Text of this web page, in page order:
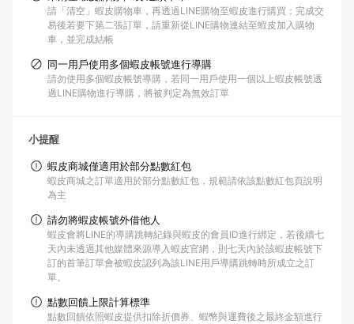
請「清空」蝦皮購物車，再透過LINE購物至蝦皮進行購買；完成交
易後若要下第二張訂單，請重新從LINE購物連結至蝦皮加入購物
車，並完成結帳
同一用戶使用多個蝦皮帳號進行導購
請勿使用多個蝦皮帳號導購，若同一用戶使用一個以上蝦皮帳號透
過LINE購物進行導購，將被判定為無效訂單
小提醒
蝦皮商城僅適用於部分點數紅包
蝦皮商城之訂單適用於部分點數紅包，規範請依該點數紅包頁說明
為主
請勿將蝦皮帳號外借他人
蝦皮會將LINE的導購跳轉紀錄與蝦皮的會員ID進行綁定，若後續七
天內未透過其他媒體來源導入蝦皮官網，則七天內於該蝦皮帳號下
訂的首筆訂單會被蝦皮認列為該LINE用戶導購跳轉時所成立之訂
單。
點數回饋上限計算標準
點數回饋依照蝦皮提供扣除折價券、蝦幣與運費後之最終金額進行